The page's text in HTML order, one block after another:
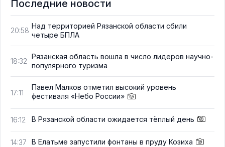
Последние новости
20:58
Над территорией Рязанской области сбили
четыре БПЛА
18:32
Рязанская область вошла в число лидеров научно-
популярного туризма
17:11
Павел Малков отметил высокий уровень
фестиваля «Небо России»
16:12 В Рязанской области ожидается тёплый день
14:37 В Елатьме запустили фонтаны в пруду Козиха